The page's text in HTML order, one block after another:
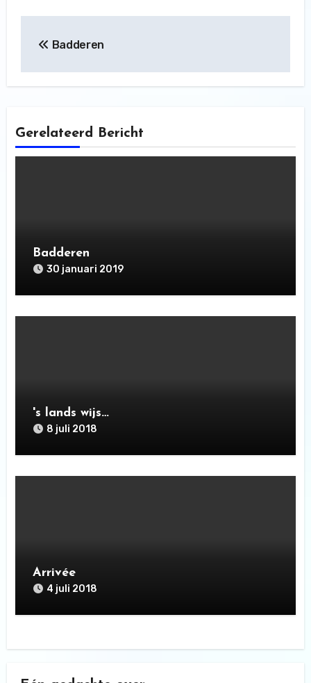
Badderen
Gerelateerd Bericht
Badderen
30 januari 2019
's lands wijs…
8 juli 2018
Arrivée
4 juli 2018